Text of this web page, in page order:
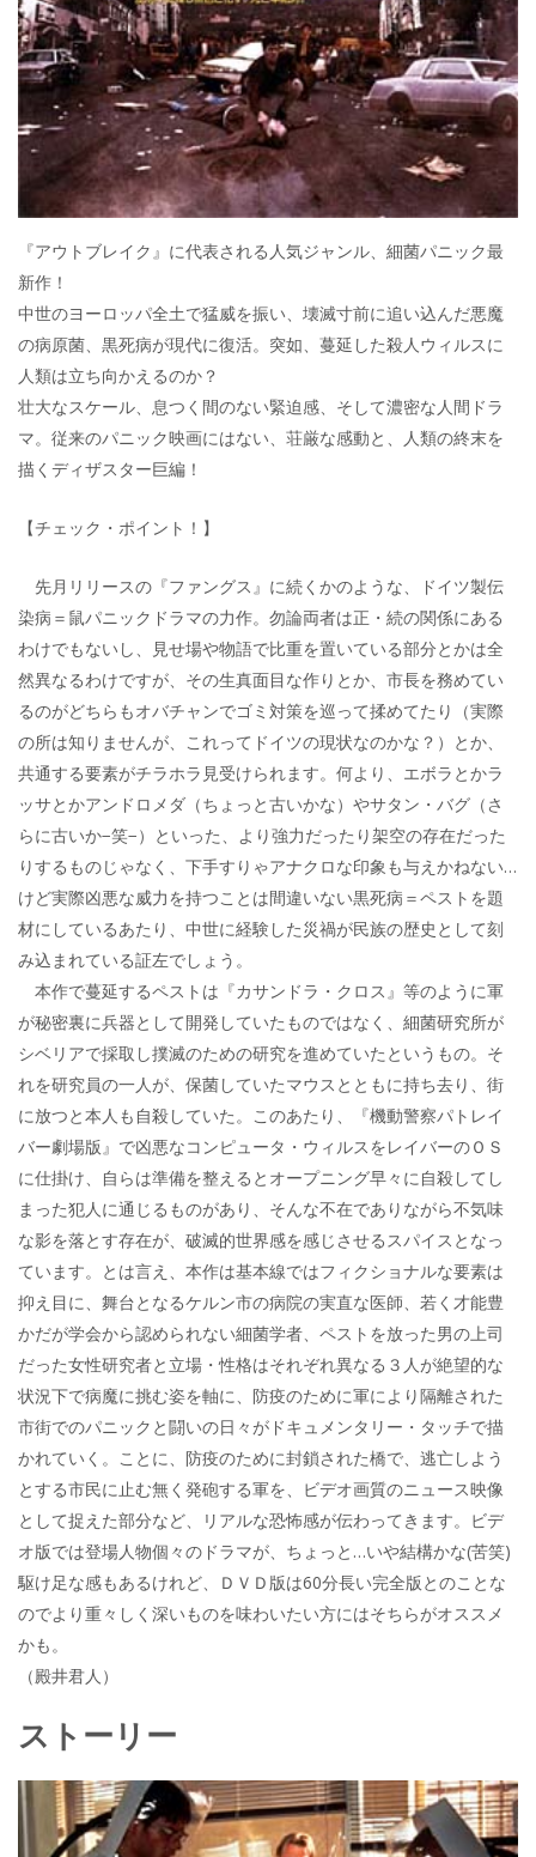
『アウトブレイク』に代表される人気ジャンル、細菌パニック最
新作！
中世のヨーロッパ全土で猛威を振い、壊滅寸前に追い込んだ悪魔
の病原菌、黒死病が現代に復活。突如、蔓延した殺人ウィルスに
人類は立ち向かえるのか？
壮大なスケール、息つく間のない緊迫感、そして濃密な人間ドラ
マ。従来のパニック映画にはない、荘厳な感動と、人類の終末を
描くディザスター巨編！
【チェック・ポイント！】
先月リリースの『ファングス』に続くかのような、ドイツ製伝
染病＝鼠パニックドラマの力作。勿論両者は正・続の関係にある
わけでもないし、見せ場や物語で比重を置いている部分とかは全
然異なるわけですが、その生真面目な作りとか、市長を務めてい
るのがどちらもオバチャンでゴミ対策を巡って揉めてたり（実際
の所は知りませんが、これってドイツの現状なのかな？）とか、
共通する要素がチラホラ見受けられます。何より、エボラとかラ
ッサとかアンドロメダ（ちょっと古いかな）やサタン・バグ（さ
らに古いか−笑−）といった、より強力だったり架空の存在だった
りするものじゃなく、下手すりゃアナクロな印象も与えかねない…
けど実際凶悪な威力を持つことは間違いない黒死病＝ペストを題
材にしているあたり、中世に経験した災禍が民族の歴史として刻
み込まれている証左でしょう。
本作で蔓延するペストは『カサンドラ・クロス』等のように軍
が秘密裏に兵器として開発していたものではなく、細菌研究所が
シベリアで採取し撲滅のための研究を進めていたというもの。そ
れを研究員の一人が、保菌していたマウスとともに持ち去り、街
に放つと本人も自殺していた。このあたり、『機動警察パトレイ
バー劇場版』で凶悪なコンピュータ・ウィルスをレイバーのＯＳ
に仕掛け、自らは準備を整えるとオープニング早々に自殺してし
まった犯人に通じるものがあり、そんな不在でありながら不気味
な影を落とす存在が、破滅的世界感を感じさせるスパイスとなっ
ています。とは言え、本作は基本線ではフィクショナルな要素は
抑え目に、舞台となるケルン市の病院の実直な医師、若く才能豊
かだが学会から認められない細菌学者、ペストを放った男の上司
だった女性研究者と立場・性格はそれぞれ異なる３人が絶望的な
状況下で病魔に挑む姿を軸に、防疫のために軍により隔離された
市街でのパニックと闘いの日々がドキュメンタリー・タッチで描
かれていく。ことに、防疫のために封鎖された橋で、逃亡しよう
とする市民に止む無く発砲する軍を、ビデオ画質のニュース映像
として捉えた部分など、リアルな恐怖感が伝わってきます。ビデ
オ版では登場人物個々のドラマが、ちょっと…いや結構かな(苦笑)
駆け足な感もあるけれど、ＤＶＤ版は60分長い完全版とのことな
のでより重々しく深いものを味わいたい方にはそちらがオススメ
かも。
（殿井君人）
ストーリー